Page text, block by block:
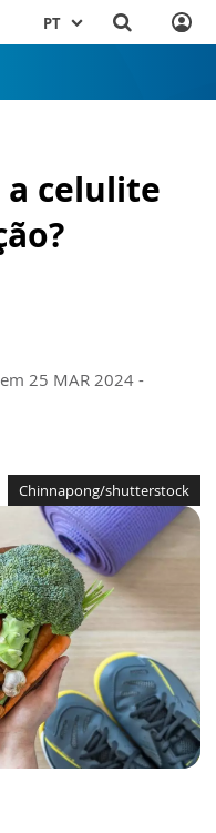
PT
a celulite
25 MAR 2024 -
Chinnapong/shutterstock